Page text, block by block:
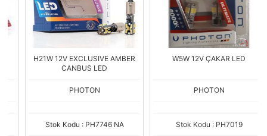
H21W 12V EXCLUSIVE AMBER
CANBUS LED
PHOTON
Stok Kodu : PH7746 NA
W5W 12V ÇAKAR LED
PHOTON
Stok Kodu : PH7019